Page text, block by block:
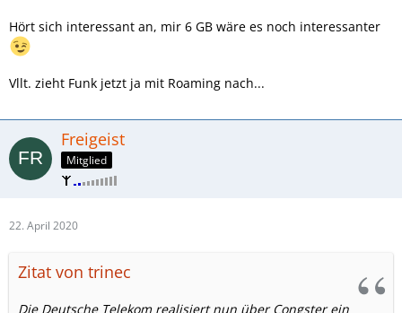
Hört sich interessant an, mir 6 GB wäre es noch interessanter
Vllt. zieht Funk jetzt ja mit Roaming nach...
Freigeist
Mitglied
22. April 2020
Zitat von trinec
Die Deutsche Telekom realisiert nun über Congster ein